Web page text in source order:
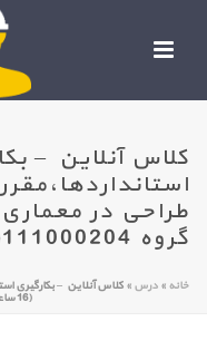
کلاس آنلاین –
گروه 111000204(1)
خانه » درس »
(16 ساعت) – گروه 111000204(1)